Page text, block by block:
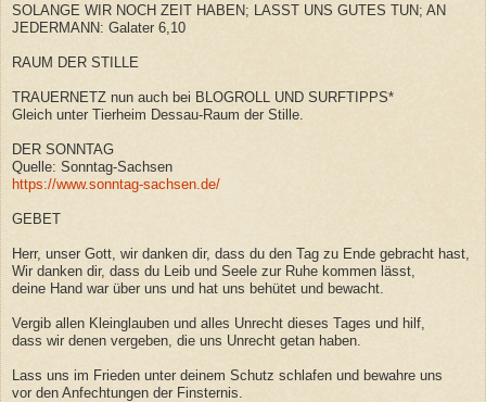
SOLANGE WIR NOCH ZEIT HABEN; LASST UNS GUTES TUN; AN
JEDERMANN: Galater 6,10
RAUM DER STILLE
TRAUERNETZ nun auch bei BLOGROLL UND SURFTIPPS*
Gleich unter Tierheim Dessau-Raum der Stille.
DER SONNTAG
Quelle: Sonntag-Sachsen
https://www.sonntag-sachsen.de/
GEBET
Herr, unser Gott, wir danken dir, dass du den Tag zu Ende gebracht hast,
Wir danken dir, dass du Leib und Seele zur Ruhe kommen lässt,
deine Hand war über uns und hat uns behütet und bewacht.
Vergib allen Kleinglauben und alles Unrecht dieses Tages und hilf,
dass wir denen vergeben, die uns Unrecht getan haben.
Lass uns im Frieden unter deinem Schutz schlafen und bewahre uns
vor den Anfechtungen der Finsternis.